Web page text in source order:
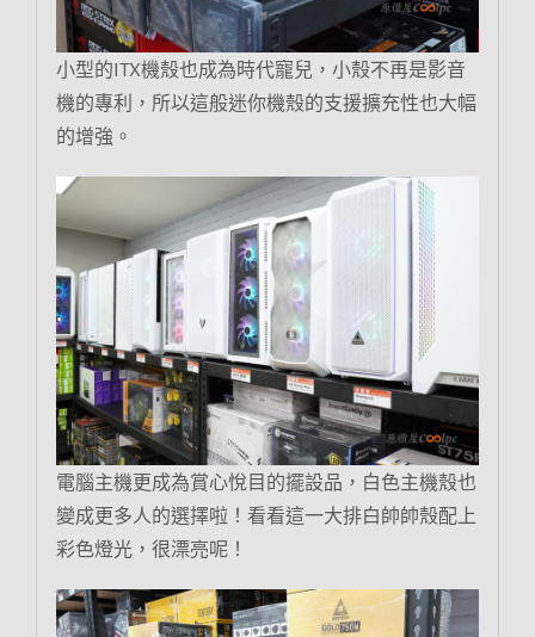
小型的ITX機殼也成為時代寵兒，小殼不再是影音
機的專利，所以這般迷你機殼的支援擴充性也大幅
的增強。
電腦主機更成為賞心悅目的擺設品，白色主機殼也
變成更多人的選擇啦！看看這一大排白帥帥殼配上
彩色燈光，很漂亮呢！